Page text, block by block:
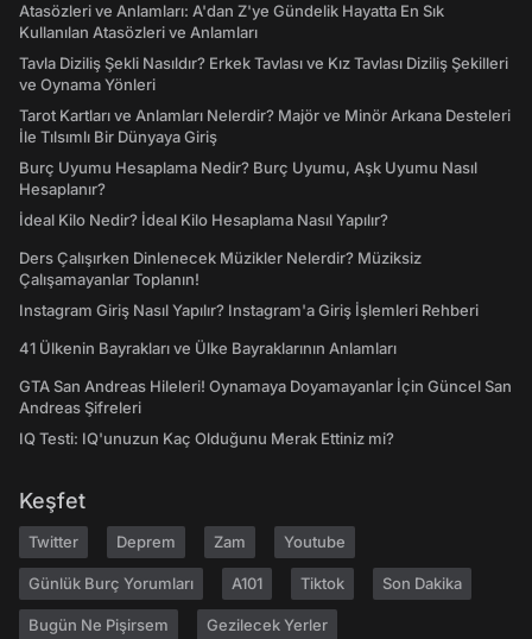
Atasözleri ve Anlamları: A'dan Z'ye Gündelik Hayatta En Sık
Kullanılan Atasözleri ve Anlamları
Tavla Diziliş Şekli Nasıldır? Erkek Tavlası ve Kız Tavlası Diziliş Şekilleri
ve Oynama Yönleri
Tarot Kartları ve Anlamları Nelerdir? Majör ve Minör Arkana Desteleri
İle Tılsımlı Bir Dünyaya Giriş
Burç Uyumu Hesaplama Nedir? Burç Uyumu, Aşk Uyumu Nasıl
Hesaplanır?
İdeal Kilo Nedir? İdeal Kilo Hesaplama Nasıl Yapılır?
Ders Çalışırken Dinlenecek Müzikler Nelerdir? Müziksiz
Çalışamayanlar Toplanın!
Instagram Giriş Nasıl Yapılır? Instagram'a Giriş İşlemleri Rehberi
41 Ülkenin Bayrakları ve Ülke Bayraklarının Anlamları
GTA San Andreas Hileleri! Oynamaya Doyamayanlar İçin Güncel San
Andreas Şifreleri
IQ Testi: IQ'unuzun Kaç Olduğunu Merak Ettiniz mi?
Keşfet
Twitter Deprem Zam Youtube
Günlük Burç Yorumları A101 Tiktok Son Dakika
Bugün Ne Pişirsem Gezilecek Yerler